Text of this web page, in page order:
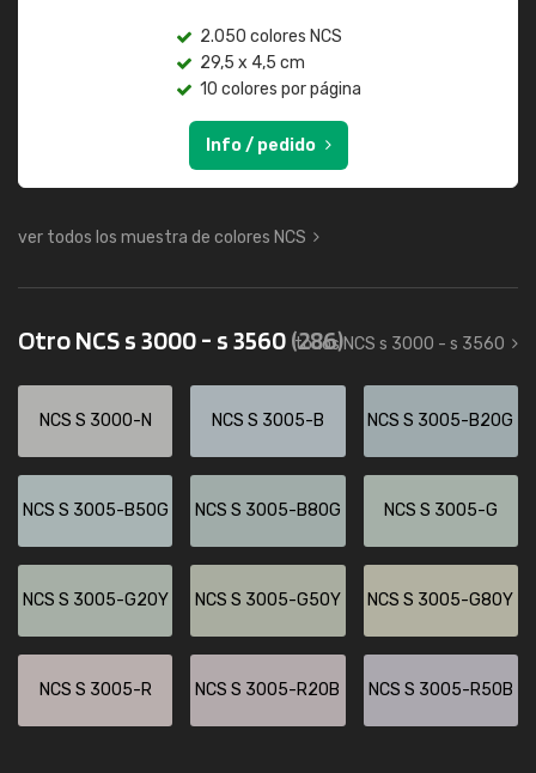
2.050 colores NCS
29,5 x 4,5 cm
10 colores por página
Info / pedido
ver todos los muestra de colores NCS
Otro NCS s 3000 - s 3560(286)
todos NCS s 3000 - s 3560
NCS S 3000-N NCS S 3005-B NCS S 3005-B20G
NCS S 3005-B50G NCS S 3005-B80G NCS S 3005-G
NCS S 3005-G20Y NCS S 3005-G50Y NCS S 3005-G80Y
NCS S 3005-R NCS S 3005-R20B NCS S 3005-R50B